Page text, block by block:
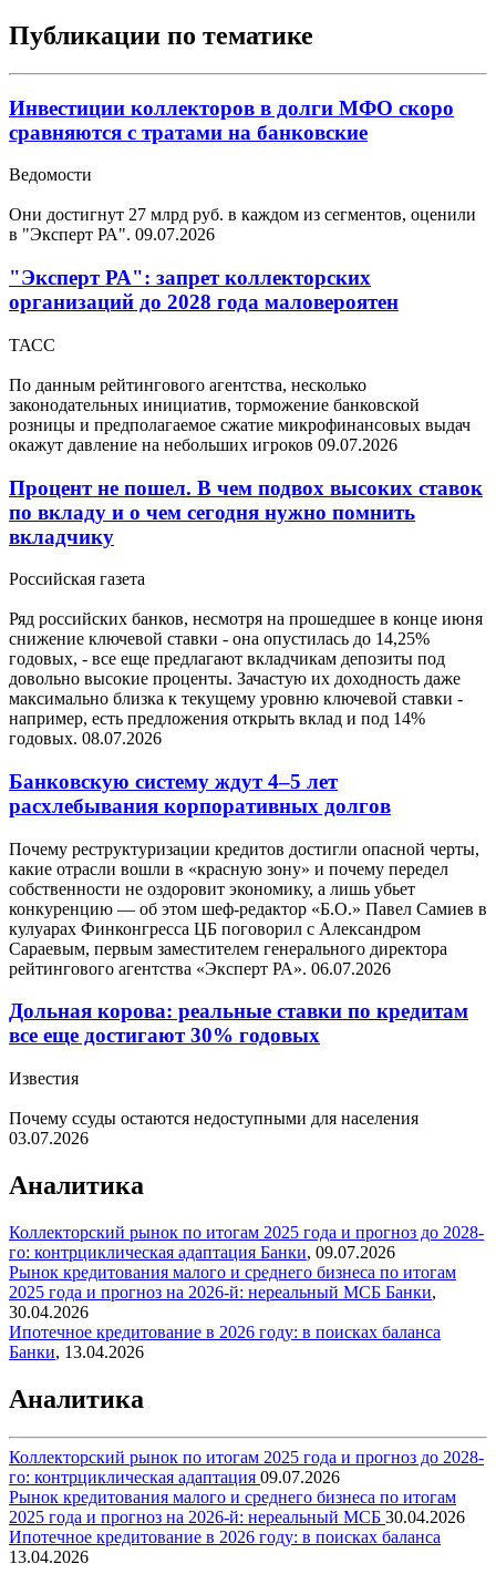
Публикации по тематике
Инвестиции коллекторов в долги МФО скоро
сравняются с тратами на банковские
Ведомости
Они достигнут 27 млрд руб. в каждом из сегментов, оценили
в "Эксперт РА". 09.07.2026
"Эксперт РА": запрет коллекторских
организаций до 2028 года маловероятен
ТАСС
По данным рейтингового агентства, несколько
законодательных инициатив, торможение банковской
розницы и предполагаемое сжатие микрофинансовых выдач
окажут давление на небольших игроков 09.07.2026
Процент не пошел. В чем подвох высоких ставок
по вкладу и о чем сегодня нужно помнить
вкладчику
Российская газета
Ряд российских банков, несмотря на прошедшее в конце июня
снижение ключевой ставки - она опустилась до 14,25%
годовых, - все еще предлагают вкладчикам депозиты под
довольно высокие проценты. Зачастую их доходность даже
максимально близка к текущему уровню ключевой ставки -
например, есть предложения открыть вклад и под 14%
годовых. 08.07.2026
Банковскую систему ждут 4–5 лет
расхлебывания корпоративных долгов
Почему реструктуризации кредитов достигли опасной черты,
какие отрасли вошли в «красную зону» и почему передел
собственности не оздоровит экономику, а лишь убьет
конкуренцию — об этом шеф-редактор «Б.О.» Павел Самиев в
кулуарах Финконгресса ЦБ поговорил с Александром
Сараевым, первым заместителем генерального директора
рейтингового агентства «Эксперт РА». 06.07.2026
Дольная корова: реальные ставки по кредитам
все еще достигают 30% годовых
Известия
Почему ссуды остаются недоступными для населения
03.07.2026
Аналитика
Коллекторский рынок по итогам 2025 года и прогноз до 2028-
го: контрциклическая адаптация Банки, 09.07.2026
Рынок кредитования малого и среднего бизнеса по итогам
2025 года и прогноз на 2026-й: нереальный МСБ Банки,
30.04.2026
Ипотечное кредитование в 2026 году: в поисках баланса
Банки, 13.04.2026
Аналитика
Коллекторский рынок по итогам 2025 года и прогноз до 2028-
го: контрциклическая адаптация 09.07.2026
Рынок кредитования малого и среднего бизнеса по итогам
2025 года и прогноз на 2026-й: нереальный МСБ 30.04.2026
Ипотечное кредитование в 2026 году: в поисках баланса
13.04.2026